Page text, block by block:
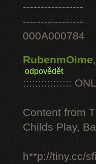
-----------------
-----------------
000A000784
RubenmOime,
odpovědět
::::::::::::::::
Content from
Childs Play,
h**p://tiny.cc/